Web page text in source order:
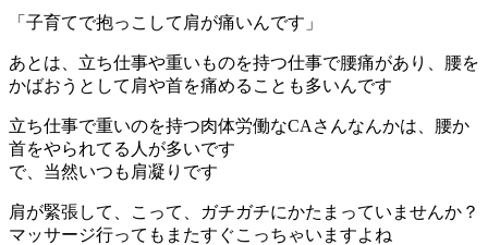
「子育てで抱っこして肩が痛いんです」
あとは、立ち仕事や重いものを持つ仕事で腰痛があり、腰を
かばおうとして肩や首を痛めることも多いんです
立ち仕事で重いのを持つ肉体労働なCAさんなんかは、腰か
首をやられてる人が多いです
で、当然いつも肩凝りです
肩が緊張して、こって、ガチガチにかたまっていませんか？
マッサージ行ってもまたすぐこっちゃいますよね